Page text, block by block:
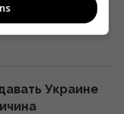
посол
Украине